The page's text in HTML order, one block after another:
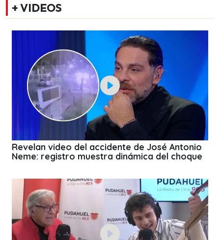
+ VIDEOS
Revelan video del accidente de José Antonio
Neme: registro muestra dinámica del choque